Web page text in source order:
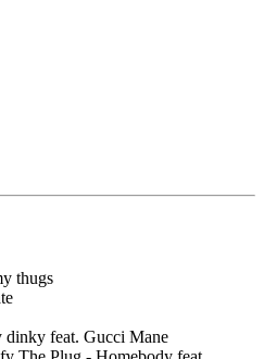
thugs
feat. Gucci Mane